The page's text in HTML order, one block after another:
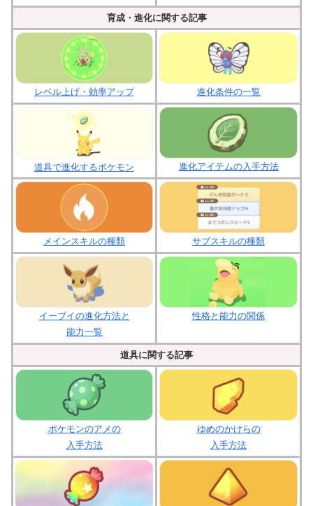
育成・進化に関する記事
レベル上げ・効率アップ 進化条件の一覧
道具で進化するポケモン 進化アイテムの入手方法
メインスキルの種類 サブスキルの種類
イーブイの進化方法と
能力一覧
性格と能力の関係
道具に関する記事
ポケモンのアメの
入手方法
ゆめのかけらの
入手方法